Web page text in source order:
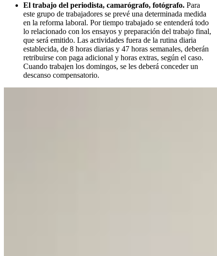
El trabajo del periodista, camarógrafo, fotógrafo. Para
este grupo de trabajadores se prevé una determinada medida
en la reforma laboral. Por tiempo trabajado se entenderá todo
lo relacionado con los ensayos y preparación del trabajo final,
que será emitido. Las actividades fuera de la rutina diaria
establecida, de 8 horas diarias y 47 horas semanales, deberán
retribuirse con paga adicional y horas extras, según el caso.
Cuando trabajen los domingos, se les deberá conceder un
descanso compensatorio.